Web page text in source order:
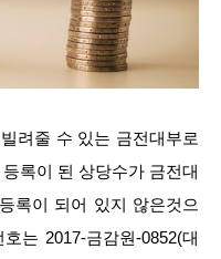
려줄 수 있는 금전대부로
록이 된 상당수가 금전대
록이 되어 있지 않은것으
는 2017-금감원-0852(대